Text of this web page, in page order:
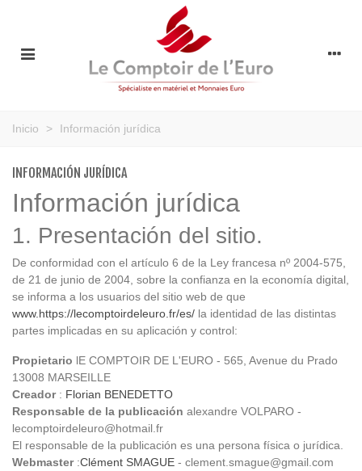
Inicio > Información jurídica
INFORMACIÓN JURÍDICA
Información jurídica
1. Presentación del sitio.
De conformidad con el artículo 6 de la Ley francesa nº 2004-575,
de 21 de junio de 2004, sobre la confianza en la economía digital,
se informa a los usuarios del sitio web de que
www.https://lecomptoirdeleuro.fr/es/ la identidad de las distintas
partes implicadas en su aplicación y control:
Propietario lE COMPTOIR DE L'EURO - 565, Avenue du Prado
13008 MARSEILLE
Creador: Florian BENEDETTO
Responsable de la publicación alexandre VOLPARO -
lecomptoirdeleuro@hotmail.fr
El responsable de la publicación es una persona física o jurídica.
Webmaster:Clément SMAGUE - clement.smague@gmail.com